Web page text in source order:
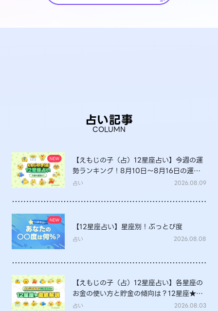
占い記事
COLUMN
【えもじの子（占）12星座占い】今週の運
勢ランキング！8月10日～8月16日の運勢
は？
占い 2026.08.09
【12星座占い】星座別！ぶっとび度
占い 2026.08.08
【えもじの子（占）12星座占い】各星座の
お金の使い方と貯金の傾向は？12星座★徹
底解説
占い 2026.08.03